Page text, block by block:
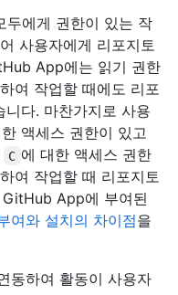
에게 권한이 있는 작
사용자에게 리포지토
App에는 읽기 권한
여 작업할 때에도 리포
다. 마찬가지로 사용
액세스 권한이 있고
C 에 대한 액세스 권한
여 작업할 때 리포지토
App에 부여된
여와 설치의 차이점을
동하여 활동이 사용자